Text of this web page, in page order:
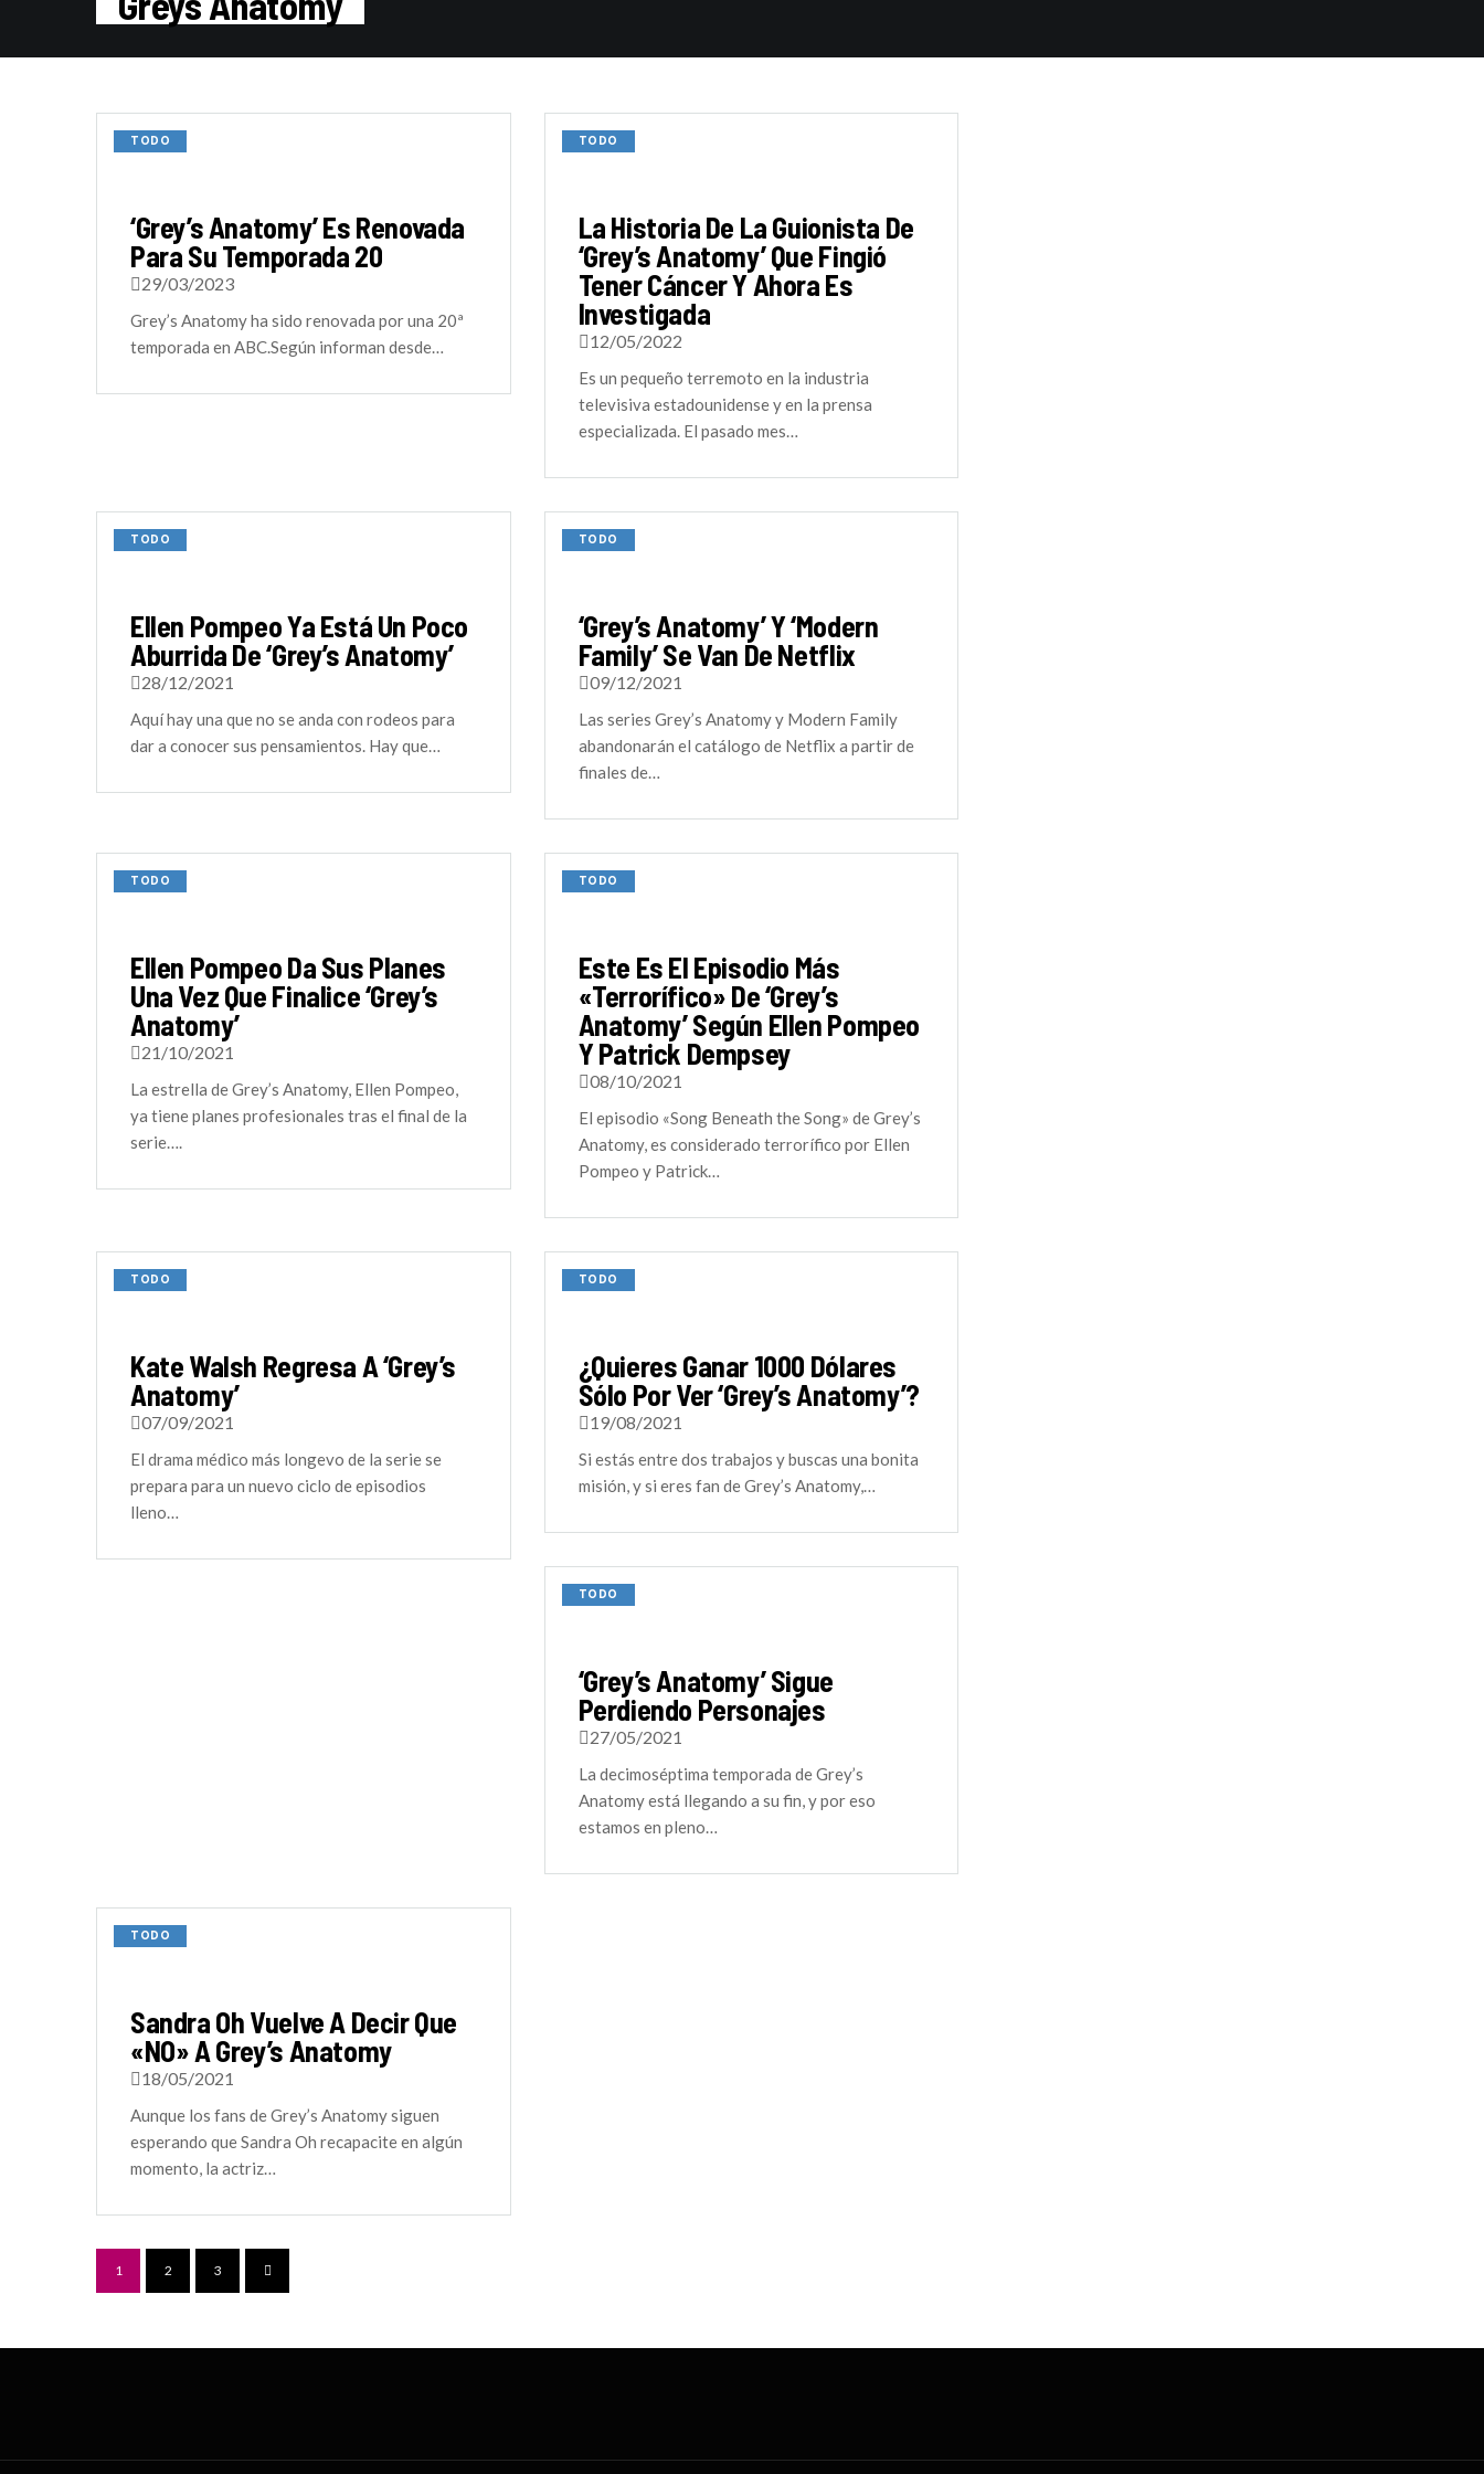
TODO
‘Grey’s Anatomy’ Es Renovada
Para Su Temporada 20
29/03/2023
Grey’s Anatomy ha sido renovada por una 20ª
temporada en ABC.Según informan desde…
TODO
La Historia De La Guionista De
‘Grey’s Anatomy’ Que Fingió
Tener Cáncer Y Ahora Es
Investigada
12/05/2022
Es un pequeño terremoto en la industria
televisiva estadounidense y en la prensa
especializada. El pasado mes…
TODO
Ellen Pompeo Ya Está Un Poco
Aburrida De ‘Grey’s Anatomy’
28/12/2021
Aquí hay una que no se anda con rodeos para
dar a conocer sus pensamientos. Hay que…
TODO
‘Grey’s Anatomy’ Y ‘Modern
Family’ Se Van De Netflix
09/12/2021
Las series Grey’s Anatomy y Modern Family
abandonarán el catálogo de Netflix a partir de
finales de…
TODO
Ellen Pompeo Da Sus Planes
Una Vez Que Finalice ‘Grey’s
Anatomy’
21/10/2021
La estrella de Grey’s Anatomy, Ellen Pompeo,
ya tiene planes profesionales tras el final de la
serie….
TODO
Este Es El Episodio Más
«terrorífico» De ‘Grey’s
Anatomy’ Según Ellen Pompeo
Y Patrick Dempsey
08/10/2021
El episodio «Song Beneath the Song» de Grey’s
Anatomy, es considerado terrorífico por Ellen
Pompeo y Patrick…
TODO
Kate Walsh Regresa A ‘Grey’s
Anatomy’
07/09/2021
El drama médico más longevo de la serie se
prepara para un nuevo ciclo de episodios
lleno…
TODO
¿Quieres Ganar 1000 Dólares
Sólo Por Ver ‘Grey’s Anatomy’?
19/08/2021
Si estás entre dos trabajos y buscas una bonita
misión, y si eres fan de Grey’s Anatomy,…
TODO
‘Grey’s Anatomy’ Sigue
Perdiendo Personajes
27/05/2021
La decimoséptima temporada de Grey’s
Anatomy está llegando a su fin, y por eso
estamos en pleno…
TODO
Sandra Oh Vuelve A Decir Que
«NO» A Grey’s Anatomy
18/05/2021
Aunque los fans de Grey’s Anatomy siguen
esperando que Sandra Oh recapacite en algún
momento, la actriz…
1 2 3